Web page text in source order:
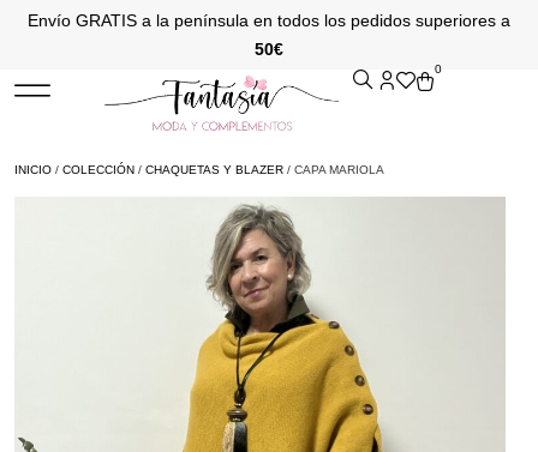
Envío GRATIS a la península en todos los pedidos superiores a
50€
0
INICIO / COLECCIÓN / CHAQUETAS Y BLAZER / CAPA MARIOLA